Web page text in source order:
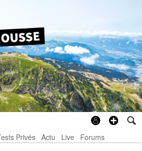
Privés Actu Live Forums